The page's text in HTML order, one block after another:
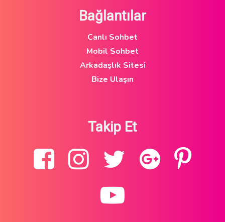
Bağlantılar
Canlı Sohbet
Mobil Sohbet
Arkadaşlık Sitesi
Bize Ulaşın
Takip Et